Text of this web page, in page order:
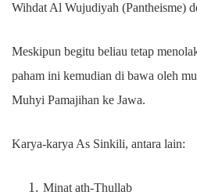
Wihdat Al Wujudiyah (Pantheisme)
Meskipun begitu beliau tetap
paham ini kemudian di bawa oleh
Muhyi Pamajihan ke Jawa.
Karya-karya As Sinkili, antara lain:
Minat ath-Thullab